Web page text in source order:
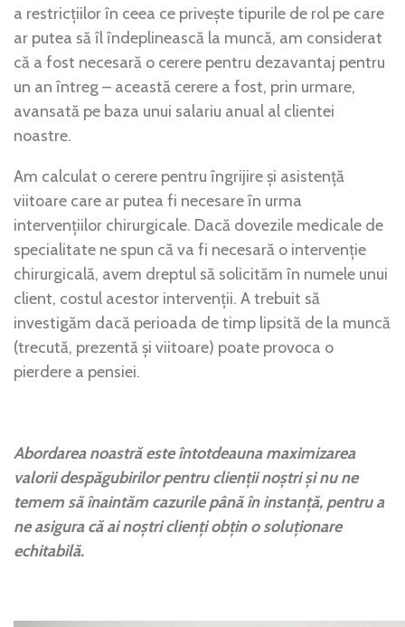
a restricțiilor în ceea ce privește tipurile de rol pe care
ar putea să îl îndeplinească la muncă, am considerat
că a fost necesară o cerere pentru dezavantaj pentru
un an întreg – această cerere a fost, prin urmare,
avansată pe baza unui salariu anual al clientei
noastre.
Am calculat o cerere pentru îngrijire și asistență
viitoare care ar putea fi necesare în urma
intervențiilor chirurgicale. Dacă dovezile medicale de
specialitate ne spun că va fi necesară o intervenție
chirurgicală, avem dreptul să solicităm în numele unui
client, costul acestor intervenții. A trebuit să
investigăm dacă perioada de timp lipsită de la muncă
(trecută, prezentă și viitoare) poate provoca o
pierdere a pensiei.
Abordarea noastră este întotdeauna maximizarea
valorii despăgubirilor pentru clienții noștri și nu ne
temem să înaintăm cazurile până în instanță, pentru a
ne asigura că ai noștri clienți obțin o soluționare
echitabilă.